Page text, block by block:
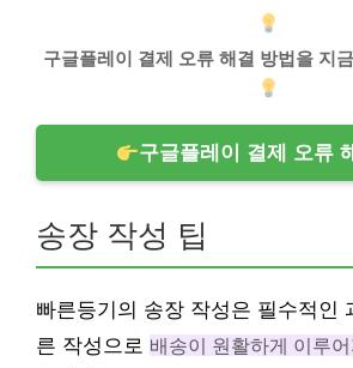
구글플레이 결제 오류 해결 방법을 지
구글플레이 결제 오류
송장 작성 팁
빠른등기의 송장 작성은 필수적인
른 작성으로 배송이 원활하게 이루